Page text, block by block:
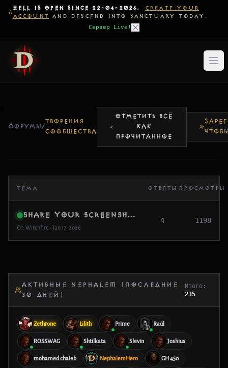
HELL IS OPEN SINCE 22-04-2026.
CREATE YOUR
ACCOUNT AND DESCEND INTO SANCTUARY TODAY.
Сервер Live!
ФОРУМЫ/
ТВОРЕНИЯ
СООБЩЕСТВА
ОТМЕТИТЬ ВСЁ
КАК
ПРОЧИТАННОЕ
ТЕМА ОТВЕТЫ ПРОСМОТРЫ
Share Your Screenshots / Clips (Pre-Opening Memories)
От: Witchfire • Jan 17, 2026
4 1198
АКТИВНЫЕ NEPHALEM (ПОСЛЕДНИЕ
30 ДНЕЙ)
Итого:
235
Zethrone Lilith Prime Raúl
ROSSWAG Shtilkata Slevin Joshius
mohamed chaieb NephalemHero GH 450